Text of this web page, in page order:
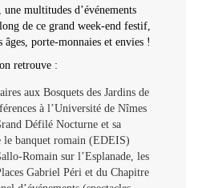
multitudes d’événements
de ce grand week-end festif,
porte-monnaies et envies !
retrouve :
aux Bosquets des Jardins de
à l’Université de Nîmes
Défilé Nocturne et sa
le banquet romain (EDEIS)
Romain sur l’Esplanade, les
Gabriel Péri et du Chapitre